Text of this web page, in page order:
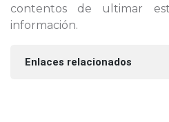
contentos de ultimar
información.
Enlaces relacionados